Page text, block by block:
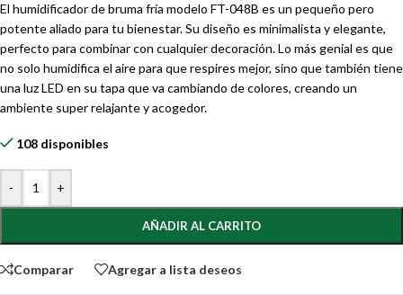
El humidificador de bruma fría modelo FT-048B es un pequeño pero
potente aliado para tu bienestar. Su diseño es minimalista y elegante,
perfecto para combinar con cualquier decoración. Lo más genial es que
no solo humidifica el aire para que respires mejor, sino que también tiene
una luz LED en su tapa que va cambiando de colores, creando un
ambiente super relajante y acogedor.
108 disponibles
- +
AÑADIR AL CARRITO
Comparar Agregar a lista deseos